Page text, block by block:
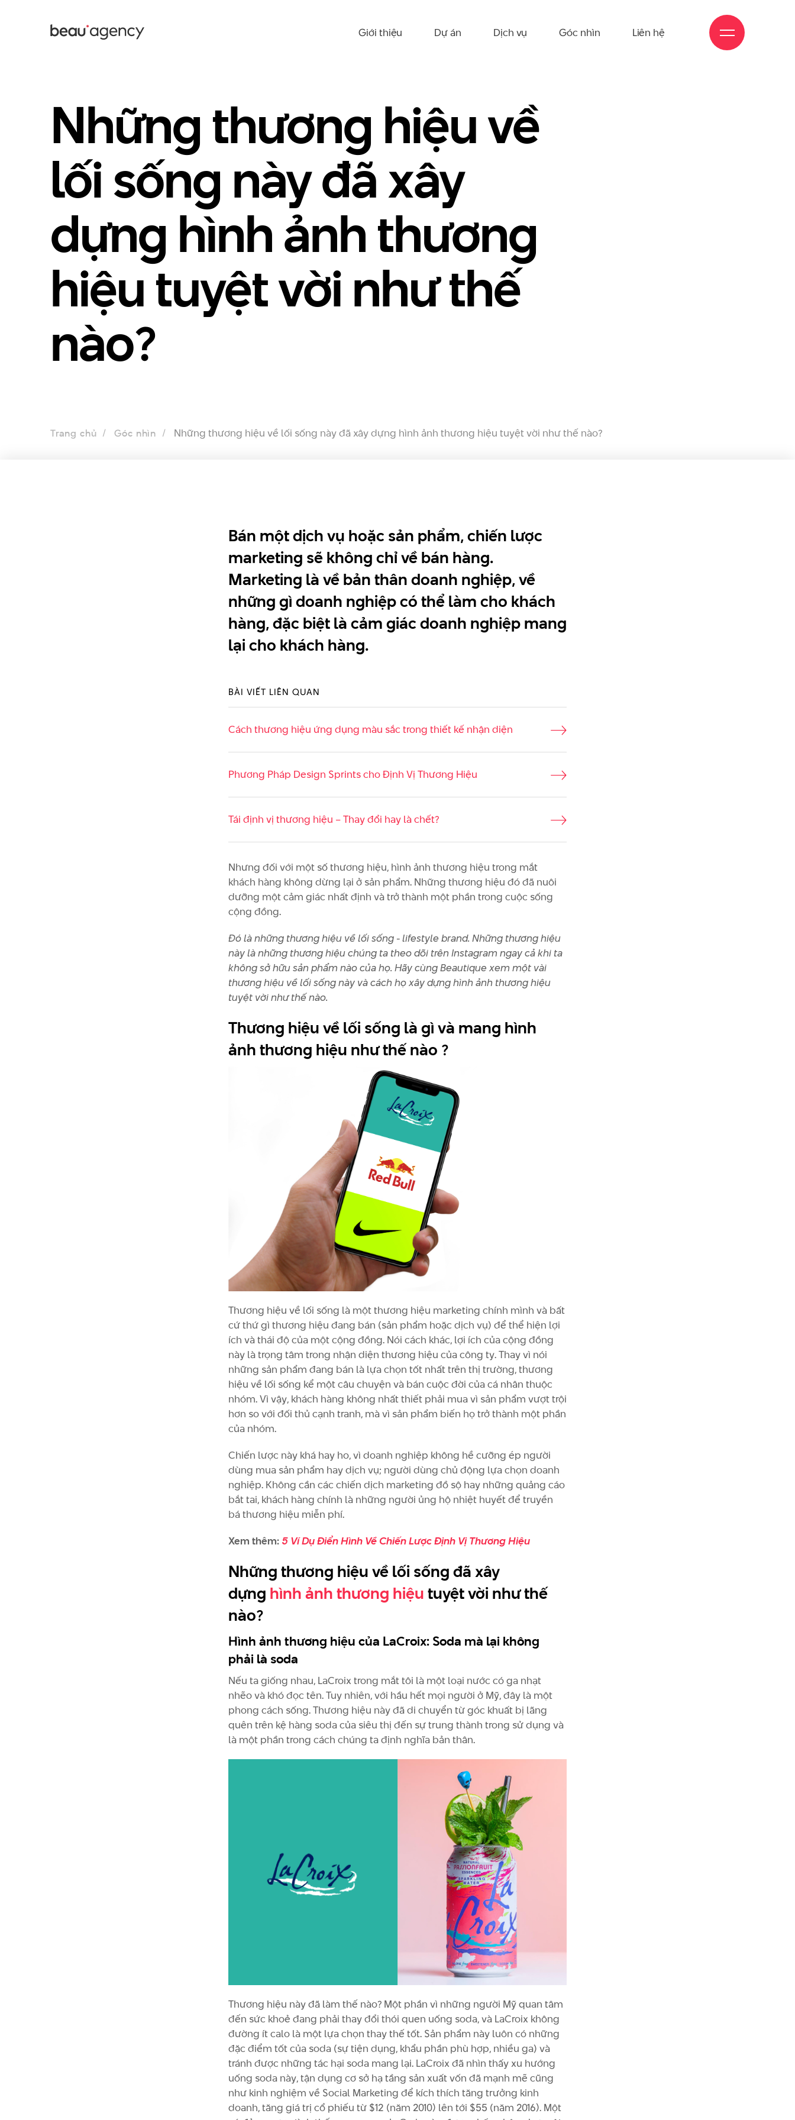
Giới thiệu Dự án Dịch vụ Góc nhìn Liên hệ
Những thương hiệu về
lối sống này đã xây
dựng hình ảnh thương
hiệu tuyệt vời như thế
nào?
Trang chủ Góc nhìn Những thương hiệu về lối sống này đã xây dựng hình ảnh thương hiệu tuyệt vời như thế nào?
Bán một dịch vụ hoặc sản phẩm, chiến lược
marketing sẽ không chỉ về bán hàng.
Marketing là về bản thân doanh nghiệp, về
những gì doanh nghiệp có thể làm cho khách
hàng, đặc biệt là cảm giác doanh nghiệp mang
lại cho khách hàng.
BÀI VIẾT LIÊN QUAN
Cách thương hiệu ứng dụng màu sắc trong thiết kế nhận diện
Phương Pháp Design Sprints cho Định Vị Thương Hiệu
Tái định vị thương hiệu – Thay đổi hay là chết?
Nhưng đối với một số thương hiệu, hình ảnh thương hiệu trong mắt
khách hàng không dừng lại ở sản phẩm. Những thương hiệu đó đã nuôi
dưỡng một cảm giác nhất định và trở thành một phần trong cuộc sống
cộng đồng.
Đó là những thương hiệu về lối sống - lifestyle brand. Những thương hiệu
này là những thương hiệu chúng ta theo dõi trên Instagram ngay cả khi ta
không sở hữu sản phẩm nào của họ. Hãy cùng Beautique xem một vài
thương hiệu về lối sống này và cách họ xây dựng hình ảnh thương hiệu
tuyệt vời như thế nào.
Thương hiệu về lối sống là gì và mang hình
ảnh thương hiệu như thế nào ?
Thương hiệu về lối sống là một thương hiệu marketing chính mình và bất
cứ thứ gì thương hiệu đang bán (sản phẩm hoặc dịch vụ) để thể hiện lợi
ích và thái độ của một cộng đồng. Nói cách khác, lợi ích của cộng đồng
này là trọng tâm trong nhận diện thương hiệu của công ty. Thay vì nói
những sản phẩm đang bán là lựa chọn tốt nhất trên thị trường, thương
hiệu về lối sống kể một câu chuyện và bán cuộc đời của cá nhân thuộc
nhóm. Vì vậy, khách hàng không nhất thiết phải mua vì sản phẩm vượt trội
hơn so với đối thủ cạnh tranh, mà vì sản phẩm biến họ trở thành một phần
của nhóm.
Chiến lược này khá hay ho, vì doanh nghiệp không hề cưỡng ép người
dùng mua sản phẩm hay dịch vụ; người dùng chủ động lựa chọn doanh
nghiệp. Không cần các chiến dịch marketing đồ sộ hay những quảng cáo
bắt tai, khách hàng chính là những người ủng hộ nhiệt huyết để truyền
bá thương hiệu miễn phí.
Xem thêm: 5 Ví Dụ Điển Hình Về Chiến Lược Định Vị Thương Hiệu
Những thương hiệu về lối sống đã xây
dựng hình ảnh thương hiệutuyệt vời như thế
nào?
Hình ảnh thương hiệu của LaCroix: Soda mà lại không
phải là soda
Nếu ta giống nhau, LaCroix trong mắt tôi là một loại nước có ga nhạt
nhẽo và khó đọc tên. Tuy nhiên, với hầu hết mọi người ở Mỹ, đây là một
phong cách sống. Thương hiệu này đã di chuyển từ góc khuất bị lãng
quên trên kệ hàng soda của siêu thị đến sự trung thành trong sử dụng và
là một phần trong cách chúng ta định nghĩa bản thân.
Thương hiệu này đã làm thế nào? Một phần vì những người Mỹ quan tâm
đến sức khoẻ đang phải thay đổi thói quen uống soda, và LaCroix không
đường ít calo là một lựa chọn thay thế tốt. Sản phẩm này luôn có những
đặc điểm tốt của soda (sự tiện dụng, khẩu phần phù hợp, nhiều ga) và
tránh được những tác hại soda mang lại. LaCroix đã nhìn thấy xu hướng
uống soda này, tận dụng cơ sở hạ tầng sản xuất vốn đã mạnh mẽ cũng
như kinh nghiệm về Social Marketing để kích thích tăng trưởng kinh
doanh, tăng giá trị cổ phiếu từ $12 (năm 2010) lên tới $55 (năm 2016). Một